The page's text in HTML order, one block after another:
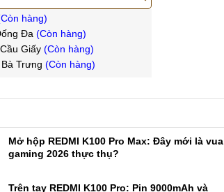
hàng)
Đa (Còn hàng)
Giấy (Còn hàng)
Trưng (Còn hàng)
Mở hộp REDMI K100 Pro Max: Đây mới là vua
gaming 2026 thực thụ?